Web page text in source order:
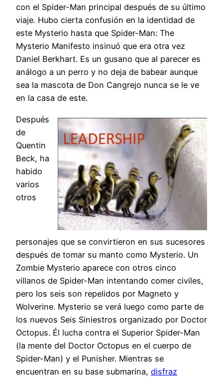
con el Spider-Man principal después de su último
viaje. Hubo cierta confusión en la identidad de
este Mysterio hasta que Spider-Man: The
Mysterio Manifesto insinuó que era otra vez
Daniel Berkhart. Es un gusano que al parecer es
análogo a un perro y no deja de babear aunque
sea la mascota de Don Cangrejo nunca se le ve
en la casa de este.
Después
de
Quentin
Beck, ha
habido
varios
otros
personajes que se convirtieron en sus sucesores
después de tomar su manto como Mysterio. Un
Zombie Mysterio aparece con otros cinco
villanos de Spider-Man intentando comer civiles,
pero los seis son repelidos por Magneto y
Wolverine. Mysterio se verá luego como parte de
los nuevos Seis Siniestros organizado por Doctor
Octopus. Él lucha contra el Superior Spider-Man
(la mente del Doctor Octopus en el cuerpo de
Spider-Man) y el Punisher. Mientras se
encuentran en su base submarina, disfraz